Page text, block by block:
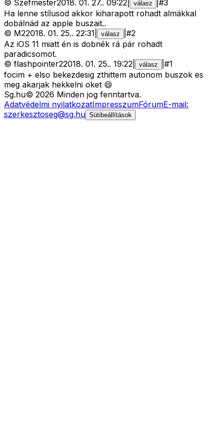
© Szefmester2018. 01. 27.. 09:22 válasz #3
Ha lenne stílusod akkor kiharapott rohadt almákkal
dobálnád az apple buszait..
© M22018. 01. 25.. 22:31 válasz #2
Az iOS 11 miatt én is dobnék rá pár rohadt
paradicsomot.
© flashpointer22018. 01. 25.. 19:22 válasz #1
focim + elso bekezdesig zthittem autonom buszok es
meg akarjak hekkelni oket 😄
Sg.hu© 2026 Minden jog fenntartva.
Adatvédelmi nyilatkozatImpresszumFórumE-mail:
szerkesztoseg@sg.hu Sütibeállítások